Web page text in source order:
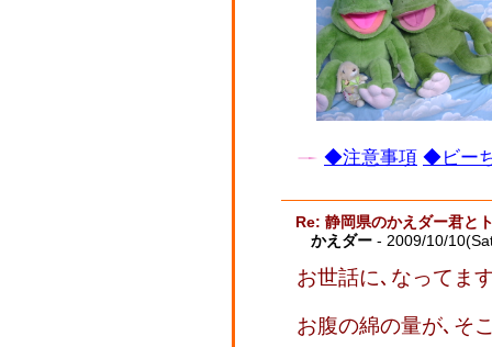
◆注意事項 ◆ビー
Re: 静岡県のかえダー君と
かえダー - 2009/10/
お世話に､なってま
お腹の綿の量が､そ